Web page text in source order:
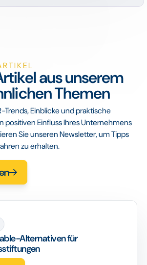
aus unserem
Themen
Trends, Einblicke und praktische
positiven Einfluss Ihres Unternehmens
Sie unseren Newsletter, um Tipps
zu erhalten.
Alternativen für